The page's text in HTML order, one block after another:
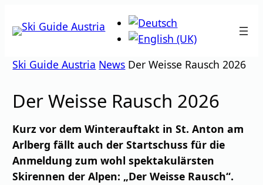
Inhalt
Ski Guide Austria News Der Weisse Rausch 2026
Der Weisse Rausch 2026
Kurz vor dem Winterauftakt in St. Anton am
Arlberg fällt auch der Startschuss für die
Anmeldung zum wohl spektakulärsten
Skirennen der Alpen: „Der Weisse Rausch“.